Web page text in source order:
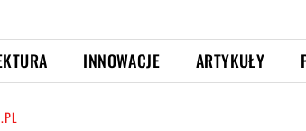
INNOWACJE ARTYKUŁY